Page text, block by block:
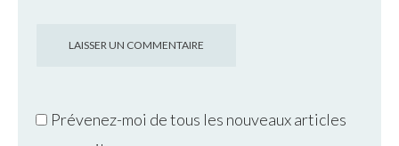
Prévenez-moi de tous les nouveaux articles